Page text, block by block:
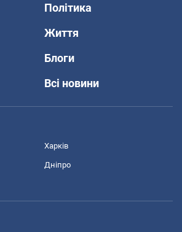
Політика
Життя
Блоги
Всі новини
Харків
Дніпро